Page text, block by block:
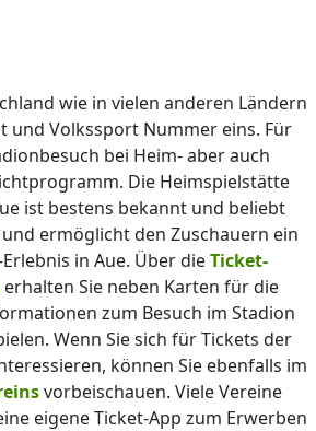
wie in vielen anderen Ländern
und Volkssport Nummer eins. Für
bei Heim- aber auch
Die Heimspielstätte
ist bestens bekannt und beliebt
ermöglicht den Zuschauern ein
in Aue. Über dieTicket-
erhalten Sie neben Karten für die
zum Besuch im Stadion
Wenn Sie sich für Tickets der
können Sie ebenfalls im
vorbeischauen. Viele Vereine
eigene Ticket-App zum Erwerben